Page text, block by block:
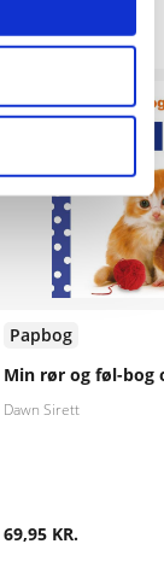
Papbog
Min rør og føl-bog
Dawn Sirett
69,95 KR.